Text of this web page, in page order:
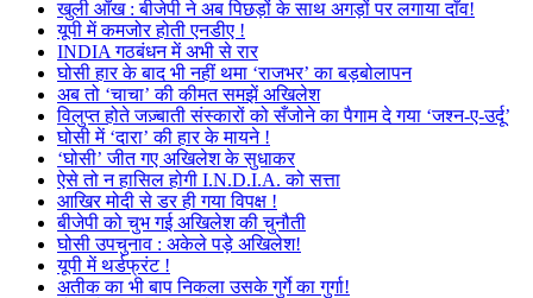
खुली आँख : बीजेपी ने अब पिछड़ों के साथ अगड़ों पर लगाया दाँव!
यूपी में कमजोर होती एनडीए !
INDIA गठबंधन में अभी से रार
घोसी हार के बाद भी नहीं थमा ‘राजभर’ का बड़बोलापन
अब तो ‘चाचा’ की कीमत समझें अखिलेश
विलुप्त होते जज़्बाती संस्कारों को सँजोने का पैगाम दे गया ‘जश्न-ए-उर्दू’
घोसी में ‘दारा’ की हार के मायने !
‘घोसी’ जीत गए अखिलेश के सुधाकर
ऐसे तो न हासिल होगी I.N.D.I.A. को सत्ता
आखिर मोदी से डर ही गया विपक्ष !
बीजेपी को चुभ गई अखिलेश की चुनौती
घोसी उपचुनाव : अकेले पड़े अखिलेश!
यूपी में थर्डफ्रंट !
अतीक का भी बाप निकला उसके गुर्गे का गुर्गा!